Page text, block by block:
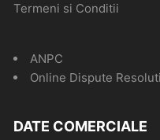
Termeni si Conditii
ANPC
Online Dispute
DATE COMERCIALE